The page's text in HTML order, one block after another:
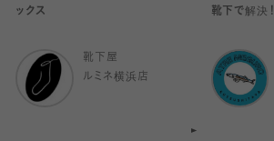
ックス
靴下屋
ルミネ横浜店
靴下で解決！